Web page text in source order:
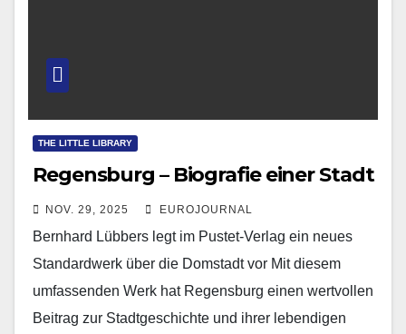
THE LITTLE LIBRARY
Regensburg – Biografie einer Stadt
NOV. 29, 2025 EUROJOURNAL
Bernhard Lübbers legt im Pustet-Verlag ein neues
Standardwerk über die Domstadt vor Mit diesem
umfassenden Werk hat Regensburg einen wertvollen
Beitrag zur Stadtgeschichte und ihrer lebendigen